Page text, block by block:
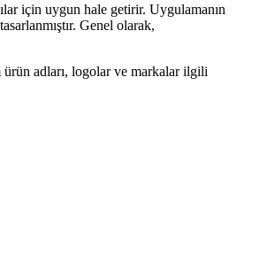
için uygun hale getirir. Uygulamanın
Genel olarak,
adları, logolar ve markalar ilgili